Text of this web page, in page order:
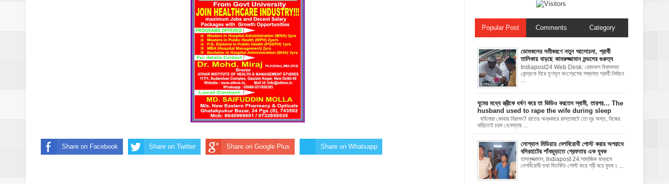
ইস্টার্ন কমান্ডে নতুন নেতৃত্ব, দায়িত্ব নিলেন লেফটেন্যান্ট জেনারেল ভিএমবি কৃষ্ণন
সেনাজীবনের ইতি, গৌরবের উত্তরাধিকার রেখে বিদায় তিওয়ারির
দেশীয় প্রযুক্তির জয়, নৌবাহিনীর হাতে ত্রয়ী যুদ্ধজাহাজ
সাগর কবচ’ মহড়া, ওড়িশায় জোরদার উপকূলীয় নিরাপত্তা
হালদিয়ায় অস্ত্র প্রশিক্ষণ শিবির ‘হোশিয়ার–২০২৬’ সমাপ্ত
কল্যাণীতে এনসিসি ক্যাডেটদের ১০ দিনের নিবিড় প্রশিক্ষণ শিবির, ড্রোন প্রশিক্ষণেও জোর
‘চা পে চর্চা’য় কড়া বার্তা সিইসি-র,একাধিক এজেন্সিকে ভর্ৎসনা
Share on Facebook Share on Twitter Share on Google Plus Share on Whatsapp
Popular Post Comments Category
ডোমকলের সমীকরণে নতুন আলোচনা, প্রার্থী
তালিকায় বাড়ছে কামরুজ্জামান মন্ডলের গুরুত্ব
Indiapost24 Web Desk: ডোমকল বিধানসভা
কেন্দ্রকে ঘিরে তৃণমূল কংগ্রেসের সম্ভাব্য প্রার্থী নির্বাচন
ঘুমের মধ্যে স্ত্রীকে ধর্ষণ করে তা ভিডিও করতেন স্বামী, তারপর… The
husband used to rape the wife during sleep
মহিলারা কোথায় নিরাপদ? রাতের অন্ধকারে রাস্তাঘাটে তো দূর অস্ত, নিজের
বাড়িতেই চরম হেনস্তার ...
সোশ্যাল মিডিয়ায় দেশবিরোধী পোস্ট করার অপরাধে
বসিরহাটের শাঁকচুড়াতে গ্রেফতার এক যুবক
হাসানুজ্জামান, Indiapost 24:সামাজিক মাধ্যমে
দেশবিরোধী তথা বিতর্কিত পোস্ট করে শ্রী ঘরে যুবক। ...